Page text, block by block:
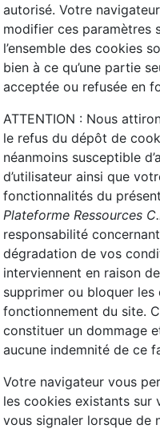
autorisé. Votre
modifier ces paramètres
l’ensemble des cookies
bien à ce qu’une partie
acceptée ou refusée en
ATTENTION : Nous
le refus du dépôt de
néanmoins susceptible
d’utilisateur ainsi que
fonctionnalités du
Plateforme Ressources
responsabilité
dégradation de vos
interviennent en raison
supprimer ou bloquer les
fonctionnement du site.
constituer un dommage
aucune indemnité de ce
Votre navigateur vous
les cookies existants sur
vous signaler lorsque de